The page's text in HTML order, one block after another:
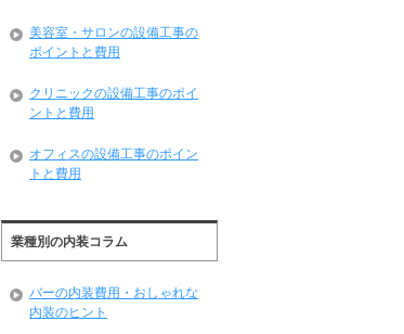
美容室・サロンの設備工事の
ポイントと費用
クリニックの設備工事のポイ
ントと費用
オフィスの設備工事のポイン
トと費用
業種別の内装コラム
バーの内装費用・おしゃれな
内装のヒント